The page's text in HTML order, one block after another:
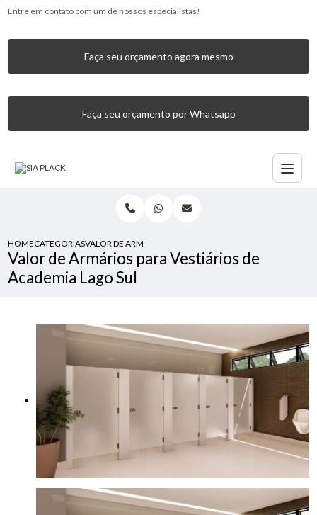
Entre em contato com um de nossos especialistas!
Faça seu orçamento agora mesmo
Faça seu orçamento por Whatsapp
HOMECATEGORIASVALOR DE ARMÁRIOS PARA VESTIÁRIOS DE ACADEMIA
Valor de Armários para Vestiários de
Academia Lago Sul